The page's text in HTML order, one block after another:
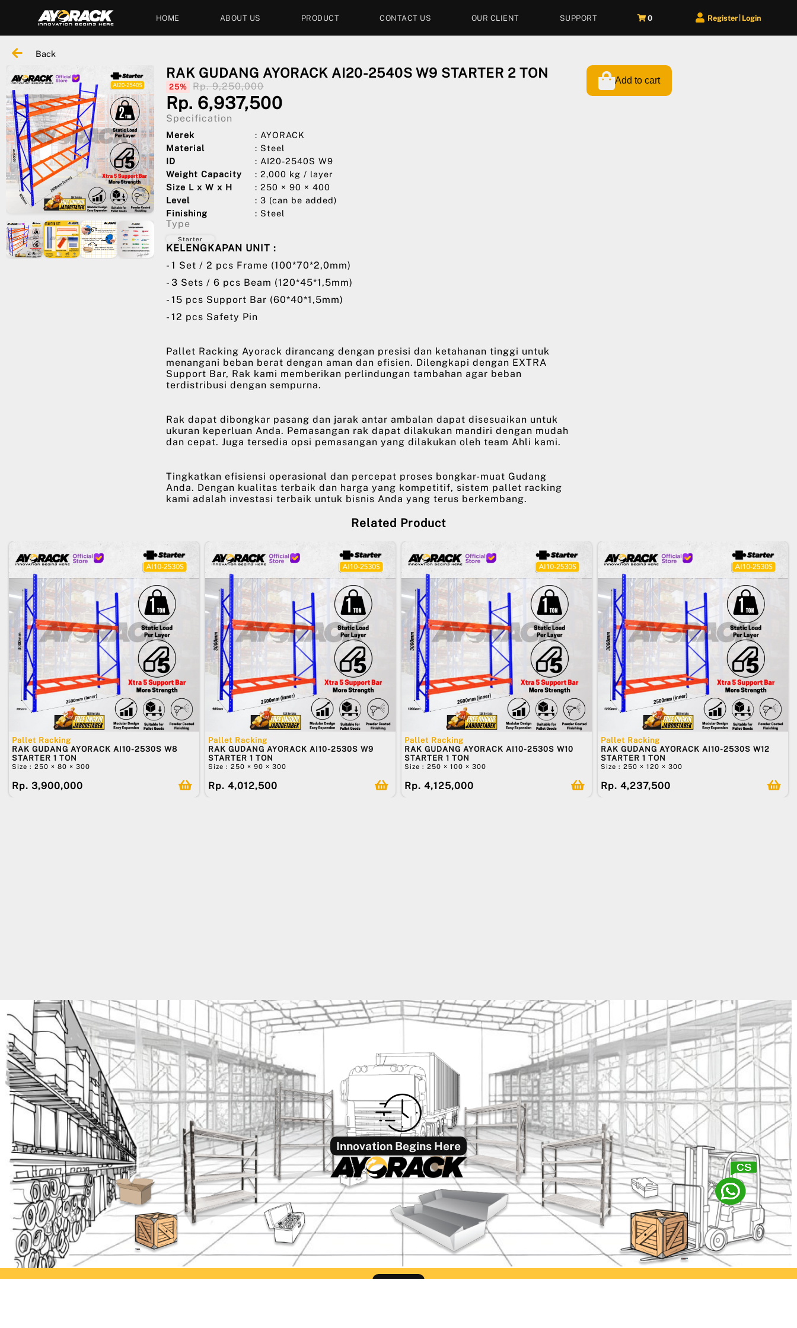
HOME ABOUT US PRODUCT CONTACT US OUR CLIENT SUPPORT 0 Register Login
Back
RAK GUDANG AYORACK AI20-2540S W9 STARTER 2 TON
25% Rp. 9,250,000
Rp. 6,937,500
Specification
Merek
: AYORACK
Material
: Steel
ID
: AI20-2540S W9
Weight Capacity
: 2,000 kg / layer
Size L x W x H
: 250 × 90 × 400
Level
: 3 (can be added)
Finishing
: Steel
Type
Starter
KELENGKAPAN UNIT :
- 1 Set / 2 pcs Frame (100*70*2,0mm)
- 3 Sets / 6 pcs Beam (120*45*1,5mm)
- 15 pcs Support Bar (60*40*1,5mm)
- 12 pcs Safety Pin
Pallet Racking Ayorack dirancang dengan presisi dan ketahanan tinggi untuk
menangani beban berat dengan aman dan efisien. Dilengkapi dengan EXTRA
Support Bar, Rak kami memberikan perlindungan tambahan agar beban
terdistribusi dengan sempurna.
Rak dapat dibongkar pasang dan jarak antar ambalan dapat disesuaikan untuk
ukuran keperluan Anda. Pemasangan rak dapat dilakukan mandiri dengan mudah
dan cepat. Juga tersedia opsi pemasangan yang dilakukan oleh team Ahli kami.
Tingkatkan efisiensi operasional dan percepat proses bongkar-muat Gudang
Anda. Dengan kualitas terbaik dan harga yang kompetitif, sistem pallet racking
kami adalah investasi terbaik untuk bisnis Anda yang terus berkembang.
Add to cart
Related Product
Pallet Racking
RAK GUDANG AYORACK AI10-2530S W8
STARTER 1 TON
Size : 250 × 80 × 300
Rp. 3,900,000
Pallet Racking
RAK GUDANG AYORACK AI10-2530S W9
STARTER 1 TON
Size : 250 × 90 × 300
Rp. 4,012,500
Pallet Racking
RAK GUDANG AYORACK AI10-2530S W10
STARTER 1 TON
Size : 250 × 100 × 300
Rp. 4,125,000
Pallet Racking
RAK GUDANG AYORACK AI10-2530S W12
STARTER 1 TON
Size : 250 × 120 × 300
Rp. 4,237,500
Innovation Begins Here